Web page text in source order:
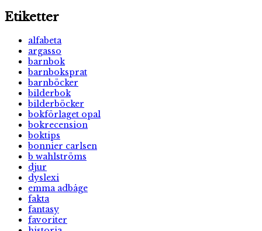
Etiketter
alfabeta
argasso
barnbok
barnboksprat
barnböcker
bilderbok
bilderböcker
bokförlaget opal
bokrecension
boktips
bonnier carlsen
b wahlströms
djur
dyslexi
emma adbåge
fakta
fantasy
favoriter